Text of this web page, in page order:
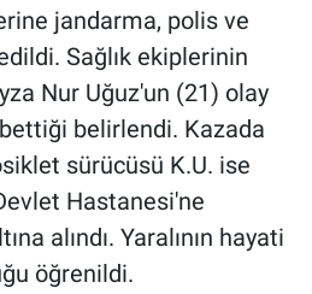
jandarma, polis ve
Sağlık ekiplerinin
Nur Uğuz'un (21) olay
belirlendi. Kazada
sürücüsü K.U. ise
Hastanesi'ne
alındı. Yaralının hayati
öğrenildi.